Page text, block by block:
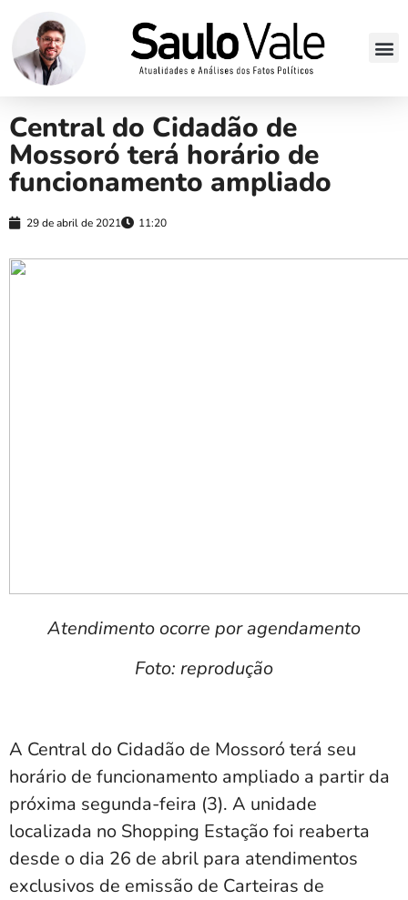
Central do Cidadão de
Mossoró terá horário de
funcionamento ampliado
29 de abril de 2021 11:20
Atendimento ocorre por agendamento
Foto: reprodução
A Central do Cidadão de Mossoró terá seu
horário de funcionamento ampliado a partir da
próxima segunda-feira (3). A unidade
localizada no Shopping Estação foi reaberta
desde o dia 26 de abril para atendimentos
exclusivos de emissão de Carteiras de